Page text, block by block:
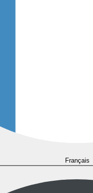
Français